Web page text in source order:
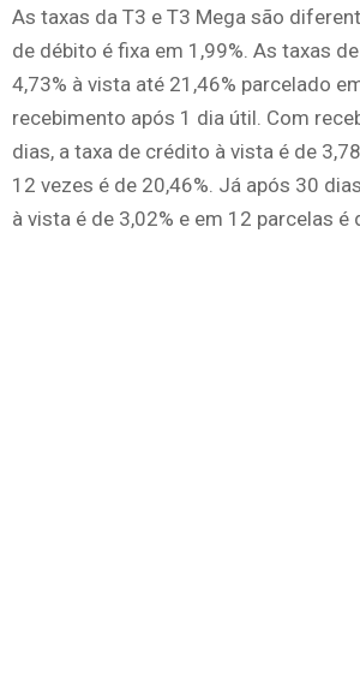
As taxas da T3 e T3 Mega são
de débito é fixa em 1,99%. As taxas
4,73% à vista até 21,46% parcelado
recebimento após 1 dia útil. Com
dias, a taxa de crédito à vista é de
12 vezes é de 20,46%. Já após 30
à vista é de 3,02% e em 12 parcelas é